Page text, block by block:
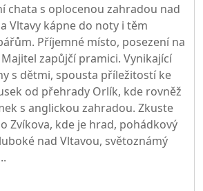
chata s oplocenou zahradou nad
Vltavy kápne do noty i těm
Příjemné místo, posezení na
zapůjčí pramici. Vynikající
s dětmi, spousta příležitostí ke
od přehrady Orlík, kde rovněž
s anglickou zahradou. Zkuste
Zvíkova, kde je hrad, pohádkový
nad Vltavou, světoznámý